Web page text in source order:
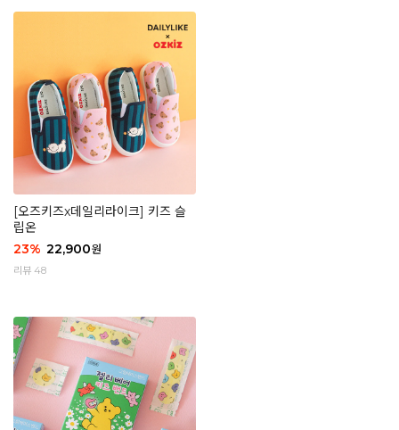
[오즈키즈x데일리라이크] 키즈 슬
립온
23% 22,900원
리뷰 48